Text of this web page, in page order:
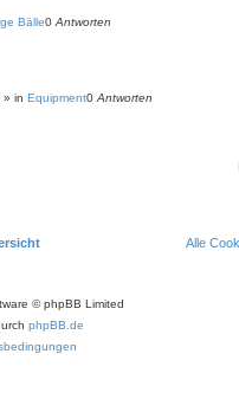
Bälle0 Antworten
» in Equipment0 Antworten
Alle
© phpBB Limited
phpBB.de